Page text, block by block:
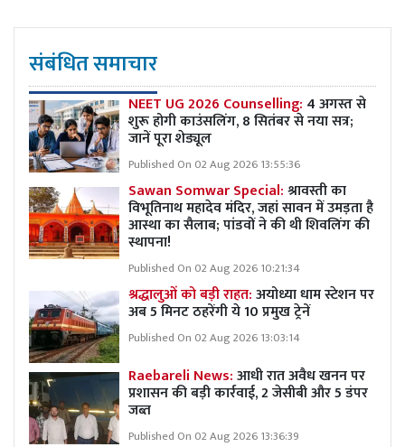
संबंधित समाचार
NEET UG 2026 Counselling: 4 अगस्त से
शुरू होगी काउंसलिंग, 8 सितंबर से नया सत्र;
जानें पूरा शेड्यूल
Published On 02 Aug 2026 13:55:36
Sawan Somwar Special:श्रावस्ती का
विभूतिनाथ महादेव मंदिर, जहां सावन में उमड़ता है
आस्था का सैलाब; पांडवों ने की थी शिवलिंग की
स्थापना!
Published On 02 Aug 2026 10:21:34
श्रद्धालुओं को बड़ी राहत:अयोध्या धाम स्टेशन पर
अब 5 मिनट ठहरेंगी ये 10 प्रमुख ट्रेनें
Published On 02 Aug 2026 13:03:14
Raebareli News:आधी रात अवैध खनन पर
प्रशासन की बड़ी कार्रवाई, 2 जेसीबी और 5 डंपर
जब्त
Published On 02 Aug 2026 13:36:39